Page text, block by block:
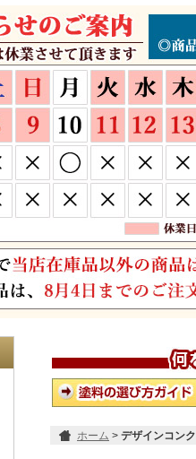
ホーム > デザインコン